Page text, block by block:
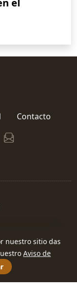
Contacto
2026
nuestro sitio das
Aviso de